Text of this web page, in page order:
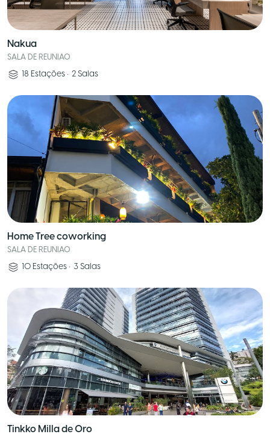
Nakua
SALA DE REUNIAO
18 Estações • 2 Salas
Home Tree coworking
SALA DE REUNIAO
10 Estações • 3 Salas
Tinkko Milla de Oro